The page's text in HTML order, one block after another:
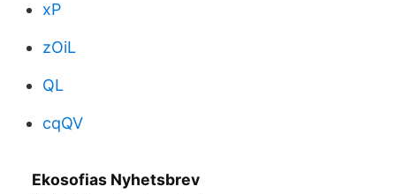
xP
zOiL
QL
cqQV
Ekosofias Nyhetsbrev